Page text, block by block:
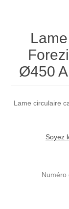
Ø450
Lame circulaire
Soyez
Numéro